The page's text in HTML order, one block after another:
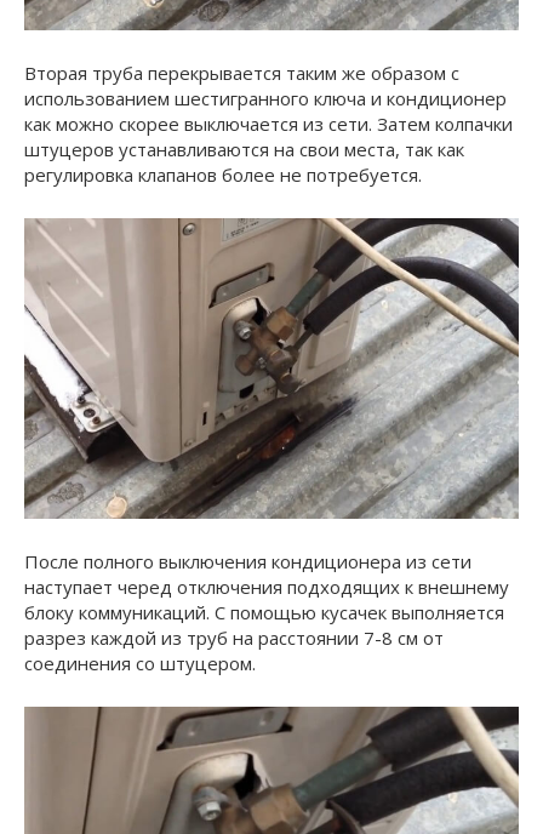
Вторая труба перекрывается таким же образом с
использованием шестигранного ключа и кондиционер
как можно скорее выключается из сети. Затем колпачки
штуцеров устанавливаются на свои места, так как
регулировка клапанов более не потребуется.
После полного выключения кондиционера из сети
наступает черед отключения подходящих к внешнему
блоку коммуникаций. С помощью кусачек выполняется
разрез каждой из труб на расстоянии 7-8 см от
соединения со штуцером.